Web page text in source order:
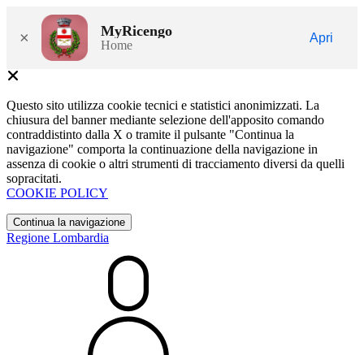
× MyRicengo
Home
Apri
Questo sito utilizza cookie tecnici e statistici anonimizzati. La
chiusura del banner mediante selezione dell'apposito comando
contraddistinto dalla X o tramite il pulsante "Continua la
navigazione" comporta la continuazione della navigazione in
assenza di cookie o altri strumenti di tracciamento diversi da quelli
sopracitati.
COOKIE POLICY
Continua la navigazione
Regione Lombardia